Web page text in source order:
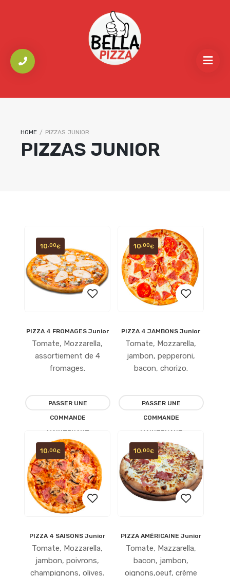
HOME / PIZZAS JUNIOR
PIZZAS JUNIOR
Ajouter
à la
PIZZA 4 FROMAGES Junior
Tomate, Mozzarella,
assortiement de 4
fromages.
10,00€
PASSER UNE
COMMANDE
MAINTENANT
Ajouter
à la
PIZZA 4 JAMBONS Junior
Tomate, Mozzarella,
jambon, pepperoni,
bacon, chorizo.
10,00€
PASSER UNE
COMMANDE
MAINTENANT
Ajouter
à la
PIZZA 4 SAISONS Junior
Tomate, Mozzarella,
jambon, poivrons,
champignons, olives.
10 ,00€
Ajouter
à la
PIZZA AMÉRICAINE Junior
Tomate, Mazzarella,
bacon, jambon,
oignons,oeuf, crème
10 ,00€